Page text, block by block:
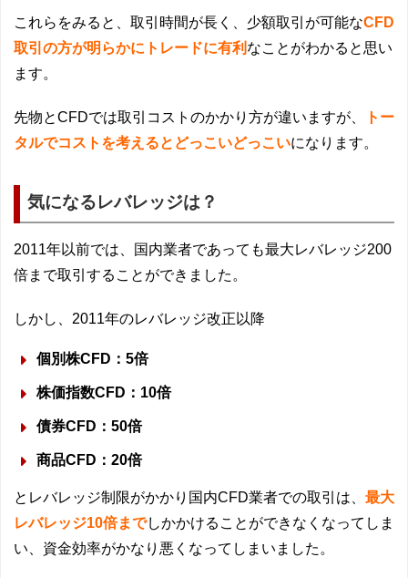
これらをみると、取引時間が長く、少額取引が可能なCFD
取引の方が明らかにトレードに有利 なことがわかると思い
ます。
先物とCFDでは取引コストのかかり方が違いますが、
トー
タルでコストを考えるとどっこいどっこいになります。
気になるレバレッジは？
2011年以前では、国内業者であっても最大レバレッジ200
倍まで取引することができました。
しかし、2011年のレバレッジ改正以降
個別株CFD：5倍
株価指数CFD：10倍
債券CFD：50倍
商品CFD：20倍
とレバレッジ制限がかかり国内CFD業者での取引は、 最大
レバレッジ10倍までしかかけることができなくなってしま
い、資金効率がかなり悪くなってしまいました。